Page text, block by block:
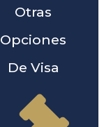
Otras
Opciones
De Visa